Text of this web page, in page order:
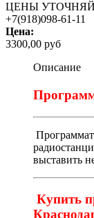
ЦЕНЫ
+7(918)098-61-11
Цена:
3300,00 руб
Описание
выставить
Купить